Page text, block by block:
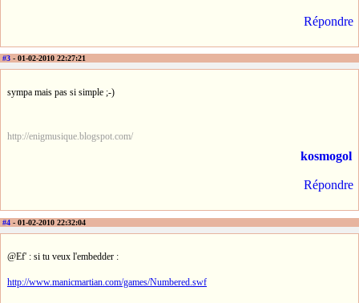
Répondre
#3 - 01-02-2010 22:27:21
sympa mais pas si simple ;-)
http://enigmusique.blogspot.com/
kosmogol
Répondre
#4 - 01-02-2010 22:32:04
@Ef' : si tu veux l'embedder :
http://www.manicmartian.com/games/Numbered.swf